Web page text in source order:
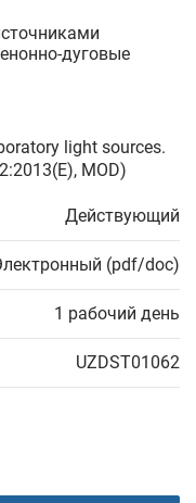
дуговые
light sources.
MOD)
Действующий
(pdf/doc)
1 рабочий день
UZDST01062